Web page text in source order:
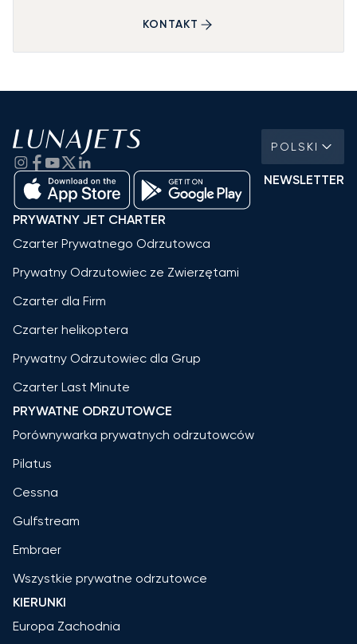
KONTAKT
POLSKI
NEWSLETTER
PRYWATNY JET CHARTER
Czarter Prywatnego Odrzutowca
Prywatny Odrzutowiec ze Zwierzętami
Czarter dla Firm
Czarter helikoptera
Prywatny Odrzutowiec dla Grup
Czarter Last Minute
PRYWATNE ODRZUTOWCE
Porównywarka prywatnych odrzutowców
Pilatus
Cessna
Gulfstream
Embraer
Wszystkie prywatne odrzutowce
KIERUNKI
Europa Zachodnia